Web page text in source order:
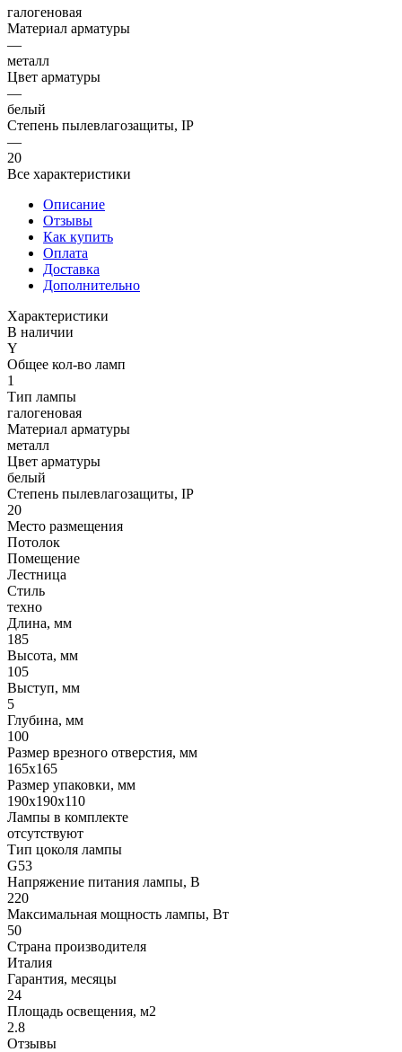
галогеновая
Материал арматуры
—
металл
Цвет арматуры
—
белый
Степень пылевлагозащиты, IP
—
20
Все характеристики
Описание
Отзывы
Как купить
Оплата
Доставка
Дополнительно
Характеристики
В наличии
Y
Общее кол-во ламп
1
Тип лампы
галогеновая
Материал арматуры
металл
Цвет арматуры
белый
Степень пылевлагозащиты, IP
20
Место размещения
Потолок
Помещение
Лестница
Стиль
техно
Длина, мм
185
Высота, мм
105
Выступ, мм
5
Глубина, мм
100
Размер врезного отверстия, мм
165x165
Размер упаковки, мм
190x190x110
Лампы в комплекте
отсутствуют
Тип цоколя лампы
G53
Напряжение питания лампы, В
220
Максимальная мощность лампы, Вт
50
Страна производителя
Италия
Гарантия, месяцы
24
Площадь освещения, м2
2.8
Отзывы